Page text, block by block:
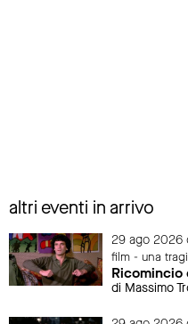
altri eventi in arrivo
29 ago 2026
film - una
Ricomincio
di Massimo